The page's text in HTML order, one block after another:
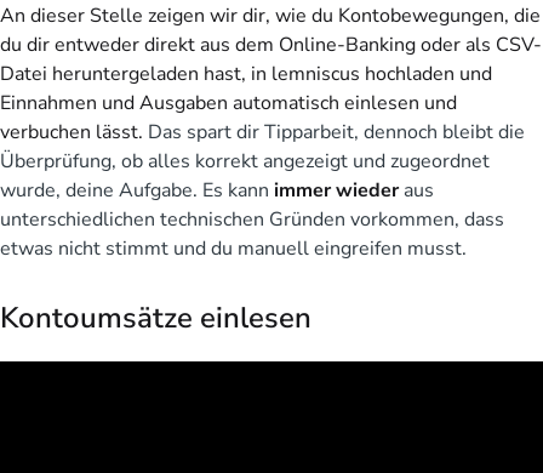
An dieser Stelle zeigen wir dir, wie du Kontobewegungen, die
du dir entweder direkt aus dem Online-Banking oder als CSV-
Datei heruntergeladen hast, in lemniscus hochladen und
Einnahmen und Ausgaben automatisch einlesen und
verbuchen lässt. Das spart dir Tipparbeit, dennoch bleibt die
Überprüfung, ob alles korrekt angezeigt und zugeordnet
wurde, deine Aufgabe. Es kann immer wiederaus
unterschiedlichen technischen Gründen vorkommen, dass
etwas nicht stimmt und du manuell eingreifen musst.
Kontoumsätze einlesen